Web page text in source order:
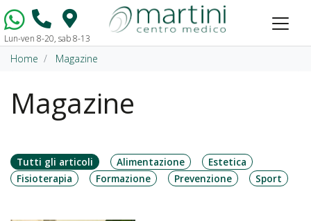
Vai al contenuto
Lun-ven 8-20, sab 8-13
Home Magazine
Magazine
Tutti gli articoli Alimentazione
Estetica
Fisioterapia
Formazione Prevenzione Sport